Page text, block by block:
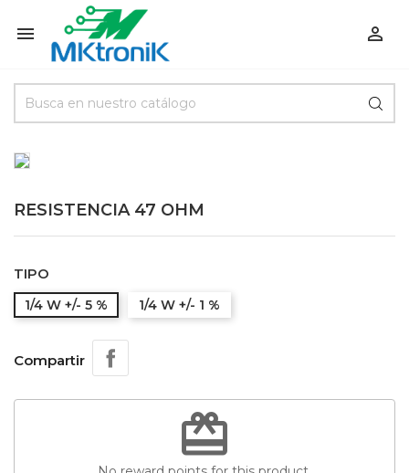
 
RESISTENCIA 47 OHM
TIPO
1/4 W +/- 5 % 1/4 W +/- 1 %
Compartir
redeem